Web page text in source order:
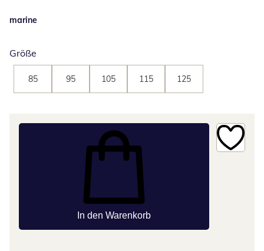
marine
Größe
85 95 105 115 125
In den Warenkorb